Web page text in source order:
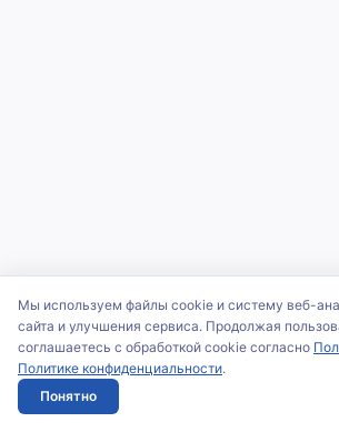
Мы используем файлы cookie и систему веб-
сайта и улучшения сервиса. Продолжая
соглашаетесь с обработкой cookie согласно
Политике конфиденциальности.
Понятно